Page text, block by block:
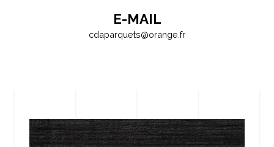
E-MAIL
cdaparquets@orange.fr